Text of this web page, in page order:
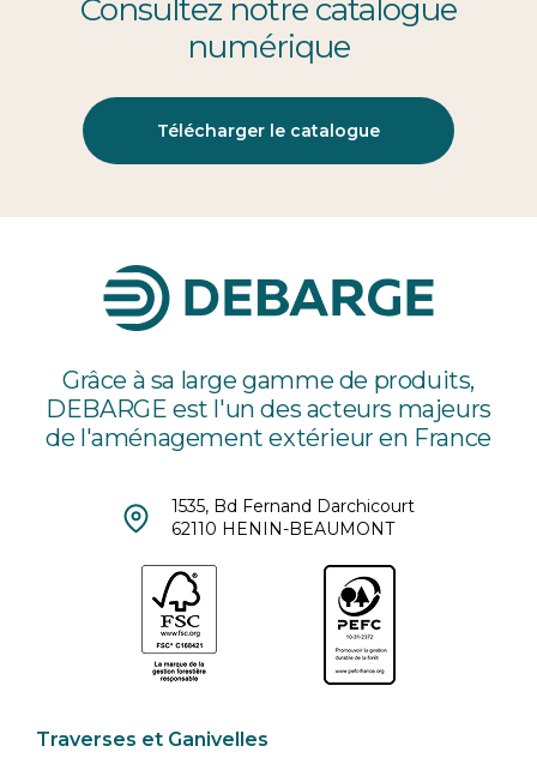
Consultez notre catalogue
numérique
Télécharger le catalogue
Grâce à sa large gamme de produits,
DEBARGE est l'un des acteurs majeurs
de l'aménagement extérieur en France
1535, Bd Fernand Darchicourt
62110 HENIN-BEAUMONT
Traverses et Ganivelles